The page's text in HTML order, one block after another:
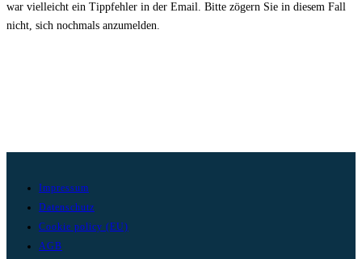
war vielleicht ein Tippfehler in der Email. Bitte zögern Sie in diesem Fall
nicht, sich nochmals anzumelden.
Impressum
Datenschutz
Cookie policy (EU)
AGB